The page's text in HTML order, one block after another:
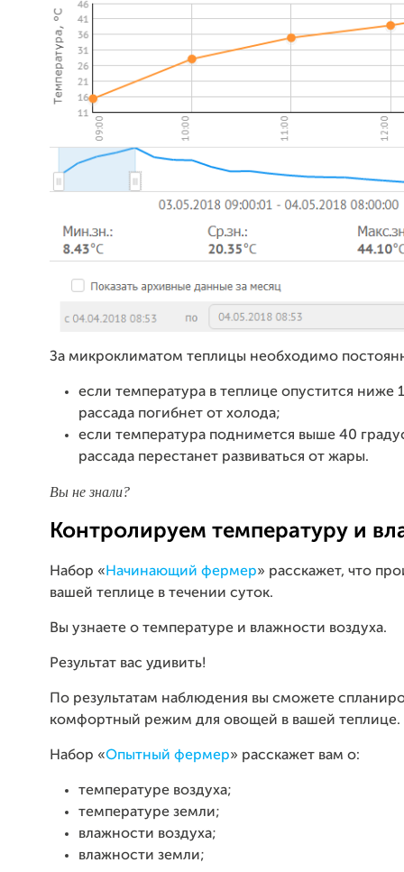
За микроклиматом теплицы необходимо
если температура в теплице опустится ниже
рассада погибнет от холода;
если температура поднимется выше 40
рассада перестанет развиваться от жары.
Вы не знали?
Контролируем температуру и
Набор « Начинающий фермер» расскажет, что
вашей теплице в течении суток.
Вы узнаете о температуре и влажности воздуха.
Результат вас удивить!
По результатам наблюдения вы сможете
комфортный режим для овощей в вашей теплице.
Набор «Опытный фермер» расскажет вам о:
температуре воздуха;
температуре земли;
влажности воздуха;
влажности земли;